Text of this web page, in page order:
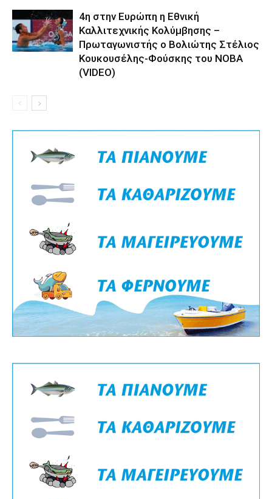
4η στην Ευρώπη η Εθνική
Καλλιτεχνικής Κολύμβησης –
Πρωταγωνιστής ο Βολιώτης Στέλιος
Κουκουσέλης-Φούσκης του ΝΟΒΑ
(VIDEO)